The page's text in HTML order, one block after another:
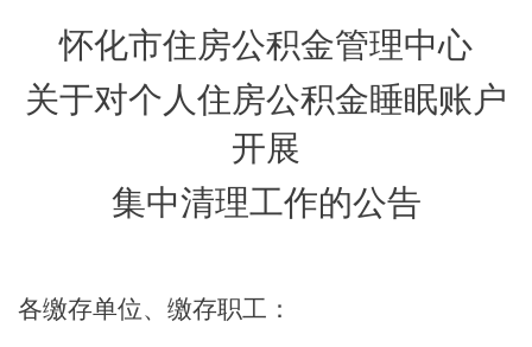
怀化市住房公积金管理中心
关于对个人住房公积金睡眠账户
开展
集中清理工作的公告
各缴存单位、缴存职工：